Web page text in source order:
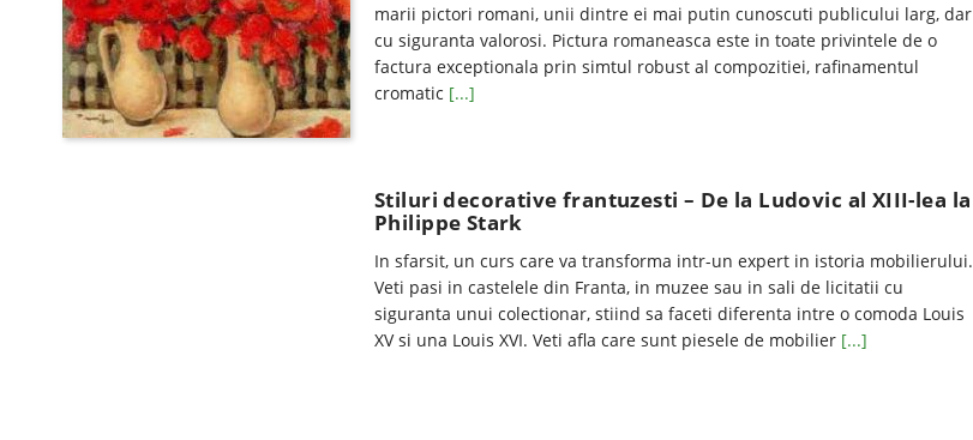
marii pictori romani, unii dintre ei mai putin cunoscuti publicului larg, dar
cu siguranta valorosi. Pictura romaneasca este in toate privintele de o
factura exceptionala prin simtul robust al compozitiei, rafinamentul
cromatic [...]
Stiluri decorative frantuzesti – De la Ludovic al XIII-lea la
Philippe Stark
In sfarsit, un curs care va transforma intr-un expert in istoria mobilierului.
Veti pasi in castelele din Franta, in muzee sau in sali de licitatii cu
siguranta unui colectionar, stiind sa faceti diferenta intre o comoda Louis
XV si una Louis XVI. Veti afla care sunt piesele de mobilier [...]